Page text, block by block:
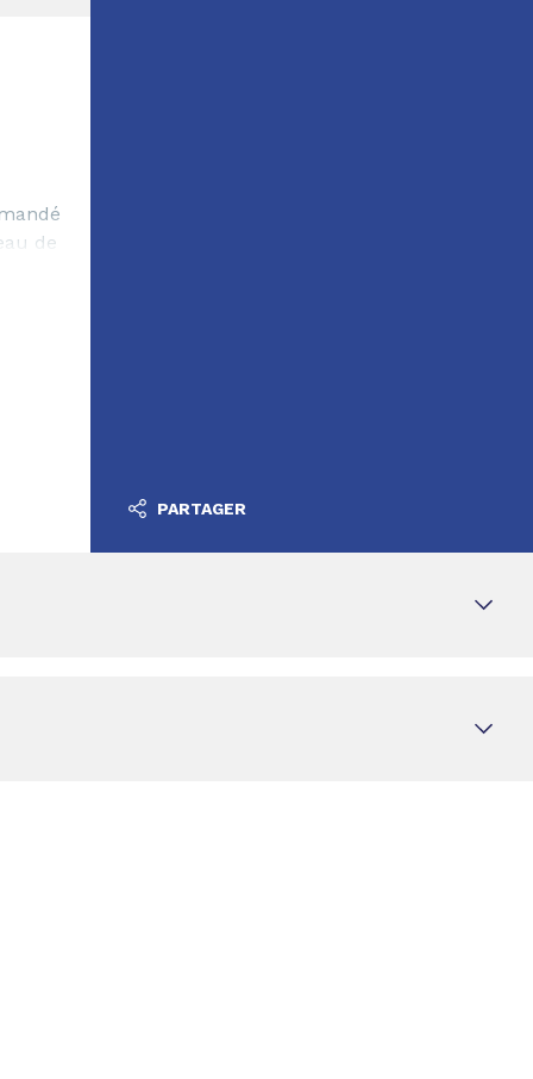
de
PARTAGER